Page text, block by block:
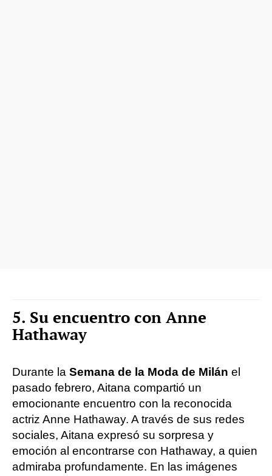
5. Su encuentro con Anne
Hathaway
Durante la Semana de la Moda de Milán el
pasado febrero, Aitana compartió un
emocionante encuentro con la reconocida
actriz Anne Hathaway. A través de sus redes
sociales, Aitana expresó su sorpresa y
emoción al encontrarse con Hathaway, a quien
admiraba profundamente. En las imágenes